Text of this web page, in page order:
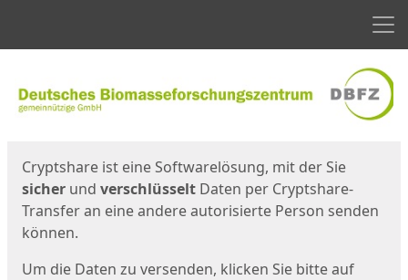
Cryptshare ist eine Softwarelösung, mit der Sie
sicher und verschlüsselt Daten per Cryptshare-
Transfer an eine andere autorisierte Person senden
können.
Um die Daten zu versenden, klicken Sie bitte auf